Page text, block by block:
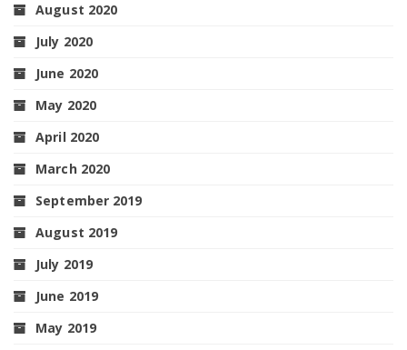
August 2020
July 2020
June 2020
May 2020
April 2020
March 2020
September 2019
August 2019
July 2019
June 2019
May 2019